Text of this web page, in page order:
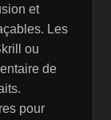
et
Les
ou
de
pour